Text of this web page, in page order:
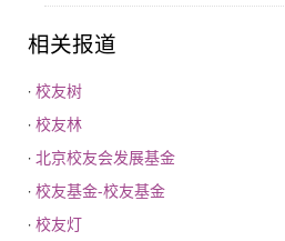
相关报道
· 校友树
· 校友林
· 北京校友会发展基金
· 校友基金-校友基金
· 校友灯